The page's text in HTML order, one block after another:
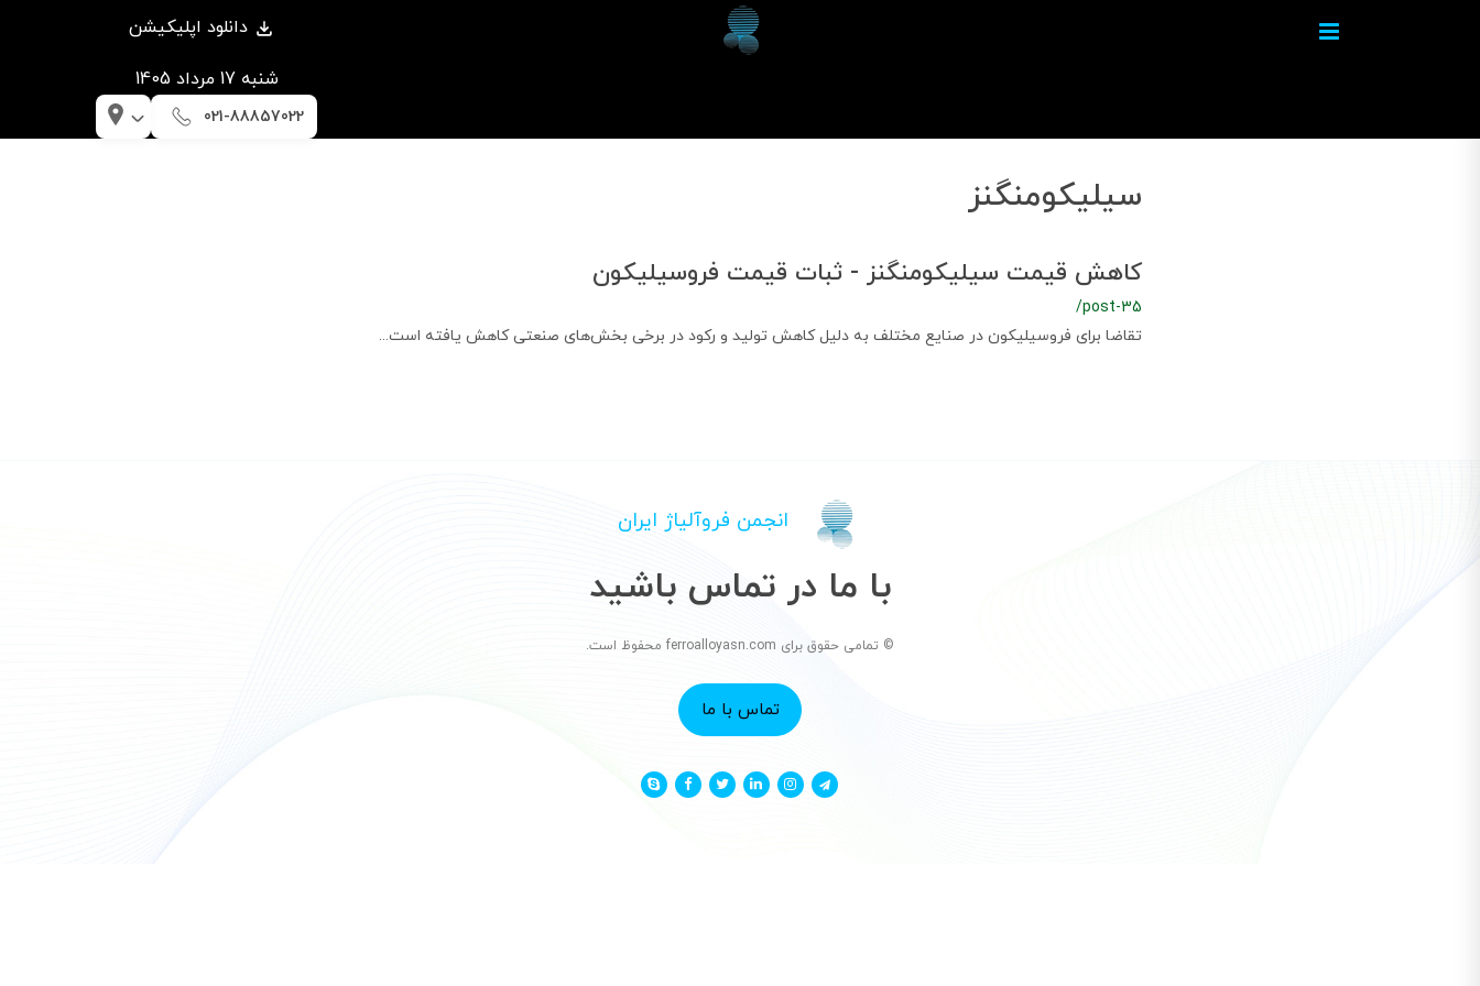
دانلود اپلیکیشن
شنبه 17 مرداد 1405
021-88857022
سیلیکومنگنز
کاهش قیمت سیلیکومنگنز - ثبات قیمت فروسیلیکون
/post-35
تقاضا برای فروسیلیکون در صنایع مختلف به دلیل کاهش تولید و رکود در برخی بخش‌های صنعتی کاهش یافته است...
انجمن فروآلیاژ ایران
با ما در تماس باشید
© تمامی حقوق برای ferroalloyasn.com محفوظ است.
تماس با ما